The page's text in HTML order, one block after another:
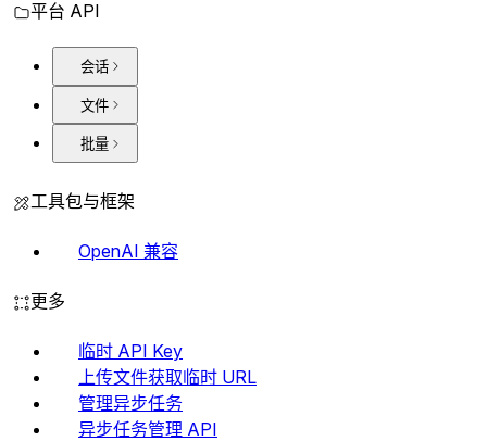
平台 API
会话
文件
批量
工具包与框架
OpenAI 兼容
更多
临时 API Key
上传文件获取临时 URL
管理异步任务
异步任务管理 API